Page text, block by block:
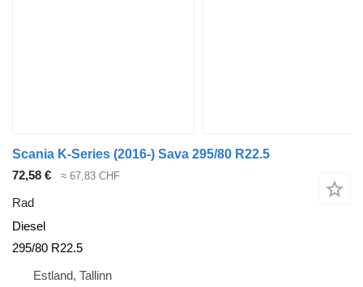
Scania K-Series (2016-) Sava 295/80 R22.5
72,58 €
≈ 67,83 CHF
Rad
Diesel
295/80 R22.5
Estland, Tallinn